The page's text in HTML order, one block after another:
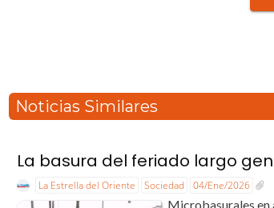
Noticias Similares
La basura del feriado largo
La Estrella del Oriente Sociedad 04/Ene/2026
Microbasurales en